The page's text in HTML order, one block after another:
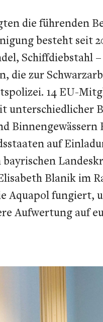
die führenden
besteht seit
Schiffdiebstahl
die zur
14 EU-
auf
Blanik im
Aquapol
Aufwertung auf